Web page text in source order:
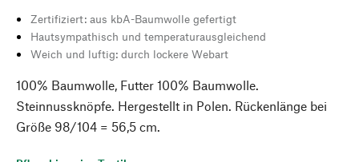
Zertifiziert: aus kbA-Baumwolle gefertigt
Hautsympathisch und temperaturausgleichend
Weich und luftig: durch lockere Webart
100% Baumwolle, Futter 100% Baumwolle.
Steinnussknöpfe. Hergestellt in Polen. Rückenlänge bei
Größe 98/104 = 56,5 cm.